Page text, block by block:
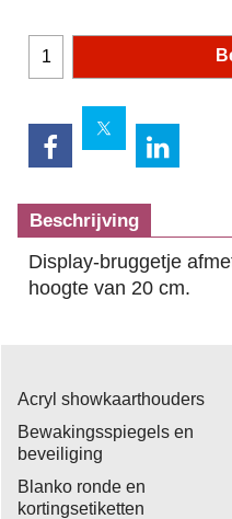
Beschrijving
Display-bruggetje
hoogte van 20 cm.
Acryl showkaarthouders
Bewakingsspiegels en
beveiliging
Blanko ronde en
kortingsetiketten